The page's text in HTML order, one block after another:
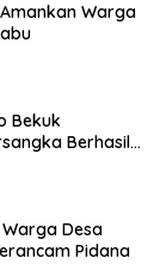
Warga
Bekuk
Berhasil
Desa
Pidana